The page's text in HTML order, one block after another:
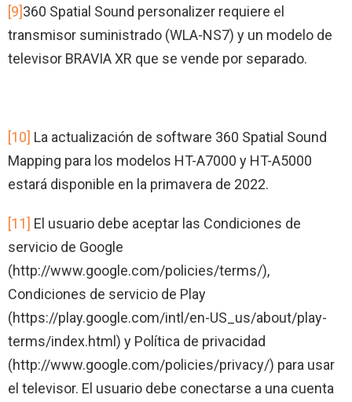
[9]360 Spatial Sound personalizer requiere el
transmisor suministrado (WLA-NS7) y un modelo de
televisor BRAVIA XR que se vende por separado.
[10] La actualización de software 360 Spatial Sound
Mapping para los modelos HT-A7000 y HT-A5000
estará disponible en la primavera de 2022.
[11] El usuario debe aceptar las Condiciones de
servicio de Google
(http://www.google.com/policies/terms/),
Condiciones de servicio de Play
(https://play.google.com/intl/en-US_us/about/play-
terms/index.html) y Política de privacidad
(http://www.google.com/policies/privacy/) para usar
el televisor. El usuario debe conectarse a una cuenta